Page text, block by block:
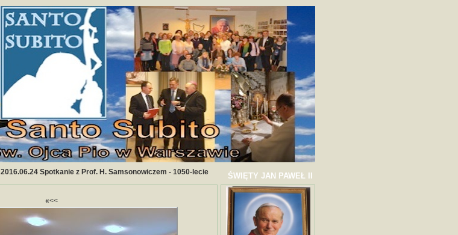
2016.06.24 Spotkanie z Prof. H. Samsonowiczem - 1050-lecie
«<<
ŚWIĘTY JAN PAWEŁ II